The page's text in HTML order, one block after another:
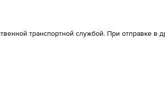
транспортной службой. При отправке в